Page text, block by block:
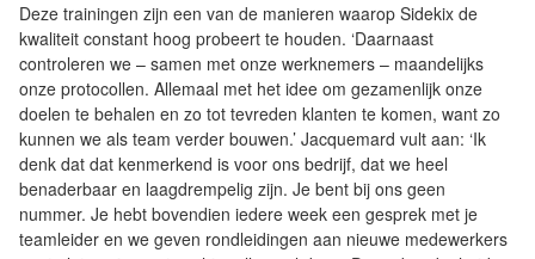
Deze trainingen zijn een van de manieren waarop Sidekix de
kwaliteit constant hoog probeert te houden. ‘Daarnaast
controleren we – samen met onze werknemers – maandelijks
onze protocollen. Allemaal met het idee om gezamenlijk onze
doelen te behalen en zo tot tevreden klanten te komen, want zo
kunnen we als team verder bouwen.’ Jacquemard vult aan: ‘Ik
denk dat dat kenmerkend is voor ons bedrijf, dat we heel
benaderbaar en laagdrempelig zijn. Je bent bij ons geen
nummer. Je hebt bovendien iedere week een gesprek met je
teamleider en we geven rondleidingen aan nieuwe medewerkers